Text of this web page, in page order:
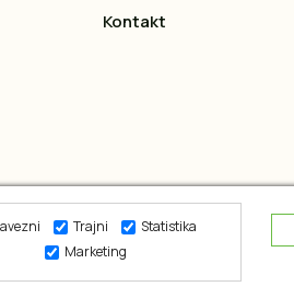
Kontakt
Trajni
Statistika
Marketing